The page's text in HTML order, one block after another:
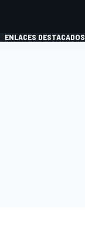
ENLACES DESTACADOS